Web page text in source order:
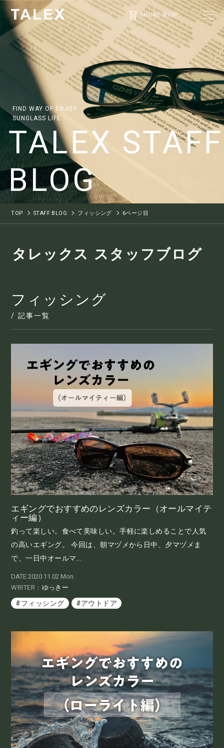
ONLINE SHOP
FIND WAY OF ENJOY
SUNGLASS LIFE
TALEX STAFF
BLOG
TOP STAFF BLOG フィッシング 6ページ目
タレックス スタッフブログ
フィッシング
/ 記事一覧
エギングでおすすめのレンズカラー（オールマイテ
ィー編）
釣って楽しい。食べて美味しい。手軽に楽しめることで人気
の高いエギング。 今回は、朝マヅメから日中、夕マヅメま
で、一日中オールマ...
DATE:2020.11.02 Mon.
WRITER： ゆっきー
#フィッシング #アウトドア